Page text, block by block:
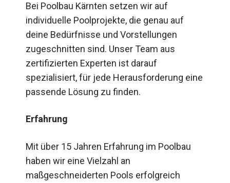
Bei Poolbau Kärnten setzen wir auf
individuelle Poolprojekte, die genau auf
deine Bedürfnisse und Vorstellungen
zugeschnitten sind. Unser Team aus
zertifizierten Experten ist darauf
spezialisiert, für jede Herausforderung eine
passende Lösung zu finden.
Erfahrung
Mit über 15 Jahren Erfahrung im Poolbau
haben wir eine Vielzahl an
maßgeschneiderten Pools erfolgreich